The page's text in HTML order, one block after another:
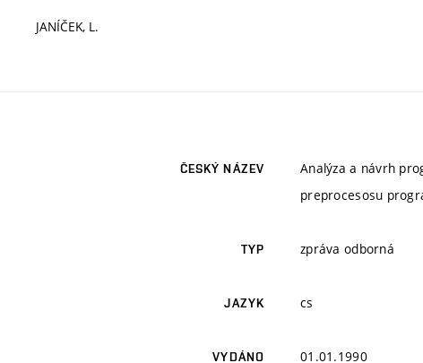
JANÍČEK, L.
ČESKÝ NÁZEV
Analýza a návrh
preprocesosu
TYP zpráva odborná
JAZYK cs
VYDÁNO 01.01.1990